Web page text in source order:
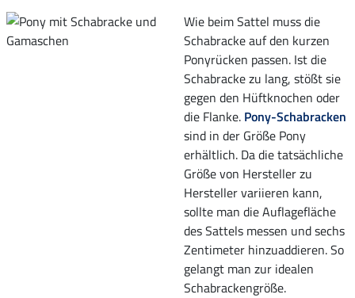
Wie beim Sattel muss die
Schabracke auf den kurzen
Ponyrücken passen. Ist die
Schabracke zu lang, stößt sie
gegen den Hüftknochen oder
die Flanke. Pony-Schabracken
sind in der Größe Pony
erhältlich. Da die tatsächliche
Größe von Hersteller zu
Hersteller variieren kann,
sollte man die Auflagefläche
des Sattels messen und sechs
Zentimeter hinzuaddieren. So
gelangt man zur idealen
Schabrackengröße.